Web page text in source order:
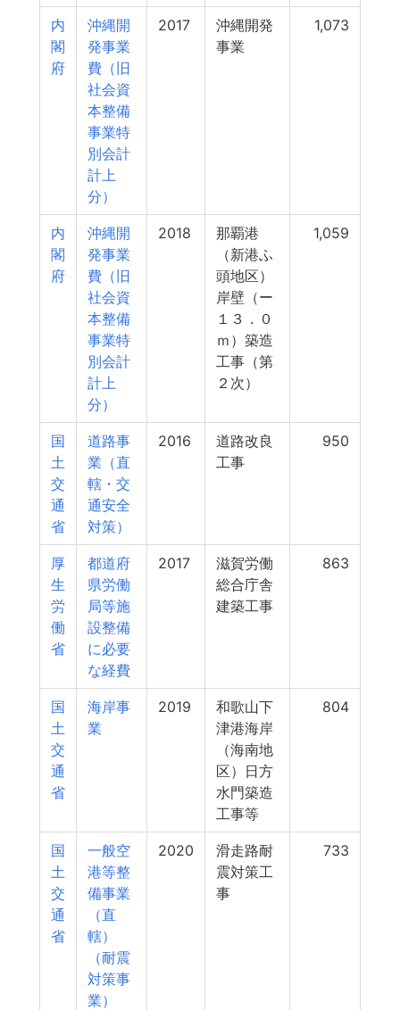
内
閣
府
沖縄開
発事業
費（旧
社会資
本整備
事業特
別会計
計上
分）
2017
沖縄開発
事業
1,073
内
閣
府
沖縄開
発事業
費（旧
社会資
本整備
事業特
別会計
計上
分）
2018
那覇港
（新港ふ
頭地区）
岸壁（ー
１３．０
ｍ）築造
工事（第
２次）
1,059
国
土
交
通
省
道路事
業（直
轄・交
通安全
対策）
2016
道路改良
工事
950
厚
生
労
働
省
都道府
県労働
局等施
設整備
に必要
な経費
2017
滋賀労働
総合庁舎
建築工事
863
国
土
交
通
省
海岸事
業
2019
和歌山下
津港海岸
（海南地
区）日方
水門築造
工事等
804
国
土
交
通
省
一般空
港等整
備事業
（直
轄）
（耐震
対策事
業）
2020
滑走路耐
震対策工
事
733